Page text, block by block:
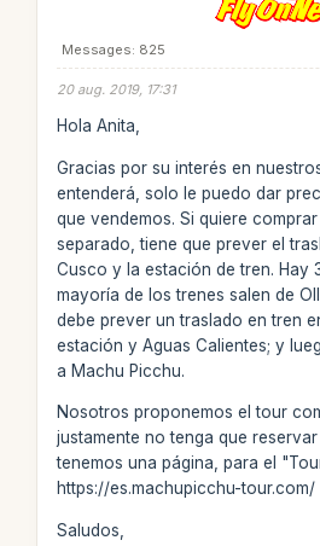
Messages: 825
20 aug. 2019, 17:31
Hola Anita,
Gracias por su interés en
entenderá, solo le puedo dar
que vendemos. Si quiere
separado, tiene que prever el
Cusco y la estación de tren. Hay
mayoría de los trenes salen de
debe prever un traslado en tren
estación y Aguas Calientes; y
a Machu Picchu.
Nosotros proponemos el tour
justamente no tenga que
tenemos una página, para el
https://es.machupicchu-tour.com/
Saludos,